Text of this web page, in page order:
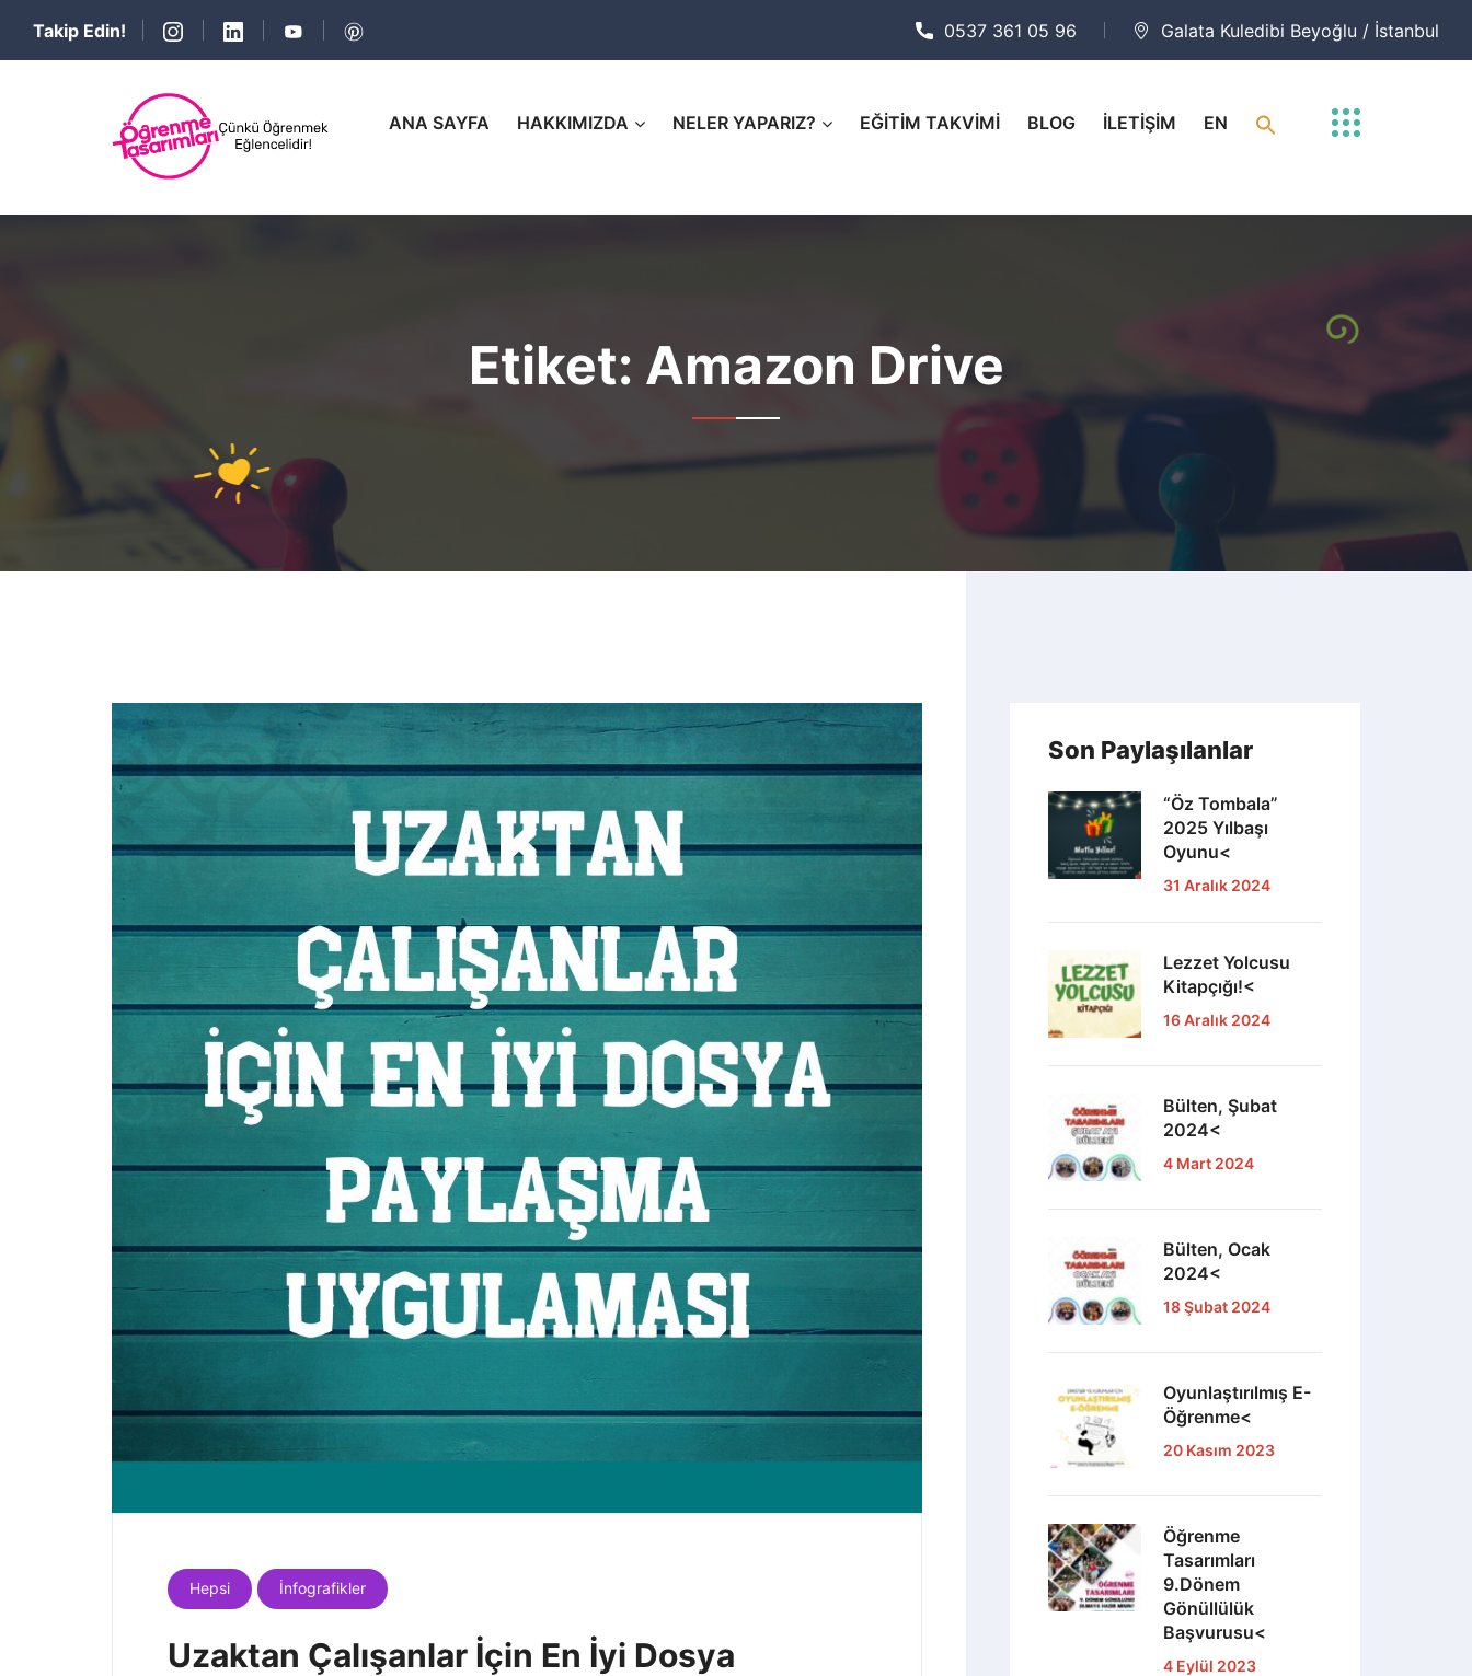
Takip Edin! 0537 361 05 96 Galata Kuledibi Beyoğlu / İstanbul
ANA SAYFA HAKKIMIZDA NELER YAPARIZ? EĞİTİM TAKVİMİ BLOG İLETİŞİM EN
Etiket: Amazon Drive
Hepsi İnfografikler
Uzaktan Çalışanlar İçin En İyi Dosya
Son Paylaşılanlar
“Öz Tombala”
2025 Yılbaşı
Oyunu<
31 Aralık 2024
Lezzet Yolcusu
Kitapçığı!<
16 Aralık 2024
Bülten, Şubat
2024<
4 Mart 2024
Bülten, Ocak
2024<
18 Şubat 2024
Oyunlaştırılmış E-
Öğrenme<
20 Kasım 2023
Öğrenme
Tasarımları
9.Dönem
Gönüllülük
Başvurusu<
4 Eylül 2023